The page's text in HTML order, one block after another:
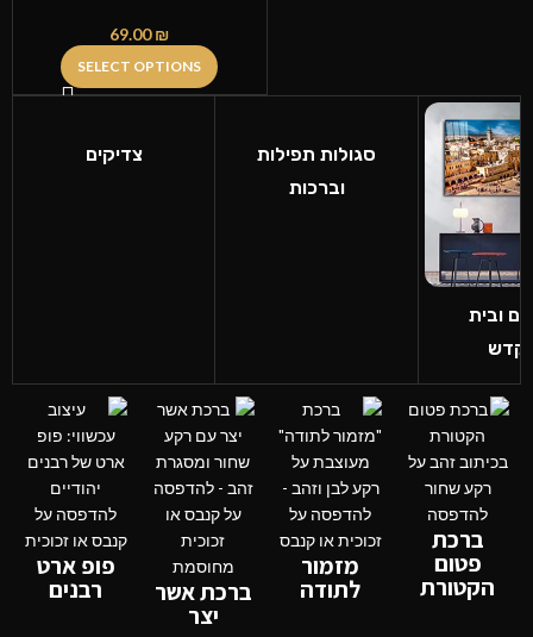
69.00₪
SELECT OPTIONS
צדיקים
סגולות תפילות
וברכות
ובית
ברכת
פטום
הקטורת
מזמור
לתודה ברכת אשר
יצר
פופ ארט
רבנים